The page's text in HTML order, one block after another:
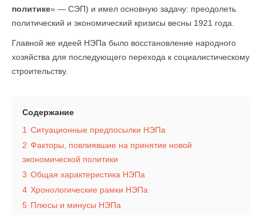
политике» — СЭП) и имел основную задачу: преодолеть
политический и экономический кризисы весны 1921 года.
Главной же идеей НЭПа было восстановление народного
хозяйства для последующего перехода к социалистическому
строительству.
Содержание
1 Ситуационные предпосылки НЭПа
2 Факторы, повлиявшие на принятие новой
экономической политики
3 Общая характеристика НЭПа
4 Хронологические рамки НЭПа
5 Плюсы и минусы НЭПа